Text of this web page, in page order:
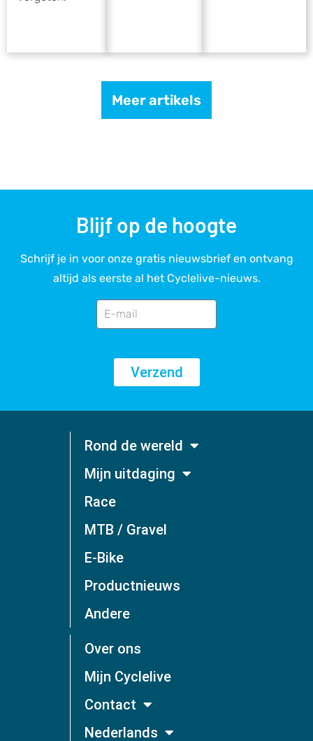
Meer artikels
Blijf op de hoogte
Schrijf je in voor onze gratis nieuwsbrief en ontvang
altijd als eerste al het Cyclelive-nieuws.
Verzend
Rond de wereld
Mijn uitdaging
Race
MTB / Gravel
E-Bike
Productnieuws
Andere
Over ons
Mijn Cyclelive
Contact
Nederlands